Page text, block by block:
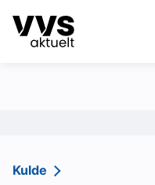
Kategorier
Sanitær
Kulde